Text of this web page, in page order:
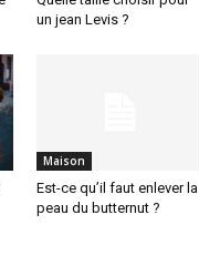
un jean Levis ?
Maison
Est-ce qu’il faut enlever la
peau du butternut ?